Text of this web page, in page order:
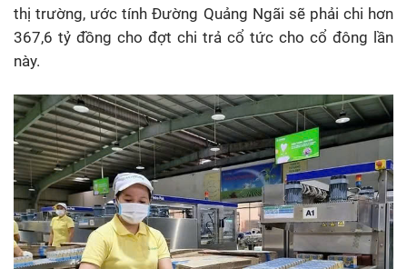
thị trường, ước tính Đường Quảng Ngãi sẽ phải chi hơn
367,6 tỷ đồng cho đợt chi trả cổ tức cho cổ đông lần
này.